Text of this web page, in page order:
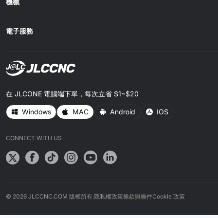
機械
電子服務
在 JLCONE 電腦端下單，每次立省 $1~$20
Windows MAC Android IOS
CONNECT WITH US
© 2026 JLCCNC.COM 版權所有.隱私權政策條款與條件Cookie 政策